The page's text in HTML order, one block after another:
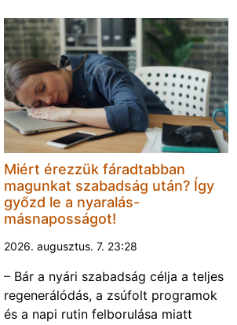
Miért érezzük fáradtabban
magunkat szabadság után? Így
győzd le a nyaralás-
másnaposságot!
2026. augusztus. 7. 23:28
– Bár a nyári szabadság célja a teljes
regenerálódás, a zsúfolt programok
és a napi rutin felborulása miatt